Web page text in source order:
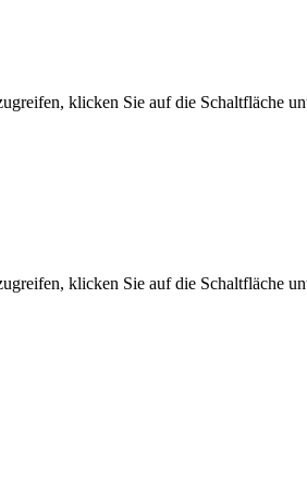
klicken Sie auf die Schaltfläche
klicken Sie auf die Schaltfläche